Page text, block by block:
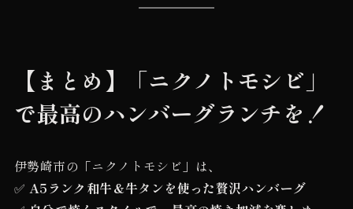
【まとめ】「ニクノトモシビ」
で最高のハンバーグランチを！
伊勢崎市の「ニクノトモシビ」は、
✅ A5ランク和牛＆牛タンを使った贅沢ハンバーグ